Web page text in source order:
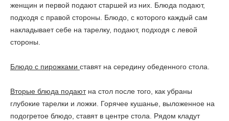
женщин и первой подают старшей из них. Блюда подают,
подходя с правой стороны. Блюдо, с которого каждый сам
накладывает себе на тарелку, подают, подходя с левой
стороны.
Блюдо с пирожками ставят на середину обеденного стола.
Вторые блюда подаютна стол после того, как убраны
глубокие тарелки и ложки. Горячее кушанье, выложенное на
подогретое блюдо, ставят в центре стола. Рядом кладут